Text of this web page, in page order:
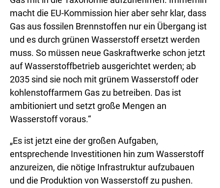
macht die EU-Kommission hier aber sehr klar, dass
Gas aus fossilen Brennstoffen nur ein Übergang ist
und es durch grünen Wasserstoff ersetzt werden
muss. So müssen neue Gaskraftwerke schon jetzt
auf Wasserstoffbetrieb ausgerichtet werden; ab
2035 sind sie noch mit grünem Wasserstoff oder
kohlenstoffarmem Gas zu betreiben. Das ist
ambitioniert und setzt große Mengen an
Wasserstoff voraus.“
„Es ist jetzt eine der großen Aufgaben,
entsprechende Investitionen hin zum Wasserstoff
anzureizen, die nötige Infrastruktur aufzubauen
und die Produktion von Wasserstoff zu pushen.